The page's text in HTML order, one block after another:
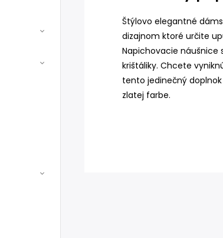
Štýlovo elegantné
dizajnom ktoré určite
Napichovacie náušnice
krištáliky. Chcete
tento jedinečný doplnok
zlatej farbe.